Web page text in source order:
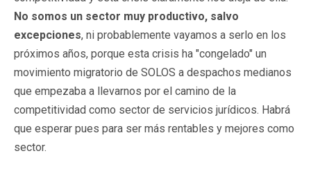
No somos un sector muy productivo, salvo
excepciones, ni probablemente vayamos a serlo en los
próximos años, porque esta crisis ha "congelado" un
movimiento migratorio de SOLOS a despachos medianos
que empezaba a llevarnos por el camino de la
competitividad como sector de servicios jurídicos. Habrá
que esperar pues para ser más rentables y mejores como
sector.